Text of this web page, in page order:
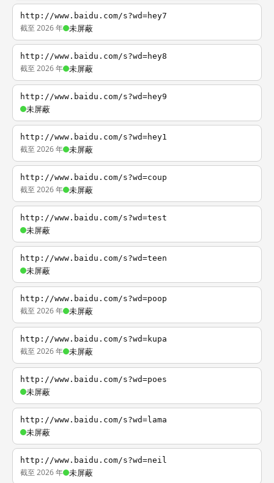
http://www.baidu.com/s?wd=hey7
截至 2026 年 未屏蔽
http://www.baidu.com/s?wd=hey8
截至 2026 年 未屏蔽
http://www.baidu.com/s?wd=hey9
未屏蔽
http://www.baidu.com/s?wd=hey1
截至 2026 年 未屏蔽
http://www.baidu.com/s?wd=coup
截至 2026 年 未屏蔽
http://www.baidu.com/s?wd=test
未屏蔽
http://www.baidu.com/s?wd=teen
未屏蔽
http://www.baidu.com/s?wd=poop
截至 2026 年 未屏蔽
http://www.baidu.com/s?wd=kupa
截至 2026 年 未屏蔽
http://www.baidu.com/s?wd=poes
未屏蔽
http://www.baidu.com/s?wd=lama
未屏蔽
http://www.baidu.com/s?wd=neil
截至 2026 年 未屏蔽